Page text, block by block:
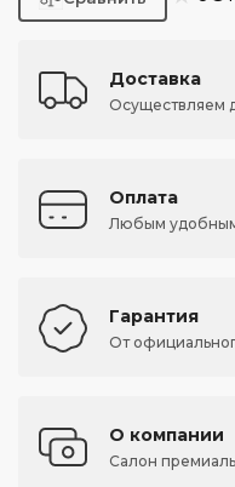
Доставка
Осуществляем
Оплата
Любым
Гарантия
От
О компании
Салон